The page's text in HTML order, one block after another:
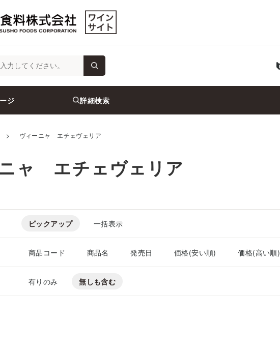
ジ 詳細検索
> ヴィーニャ エチェヴェリア
ャ エチェヴェリア
ピックアップ 一括表示
商品コード 商品名 発売日 価格(安い順) 価格(高い順)
有りのみ 無しも含む